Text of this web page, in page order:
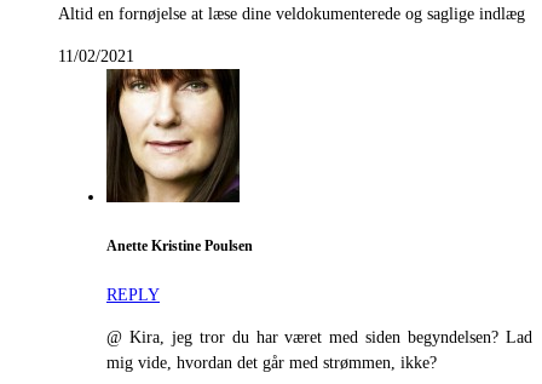
Altid en fornøjelse at læse dine veldokumenterede og saglige indlæg
11/02/2021
Anette Kristine Poulsen
REPLY
@ Kira, jeg tror du har været med siden begyndelsen? Lad
mig vide, hvordan det går med strømmen, ikke?